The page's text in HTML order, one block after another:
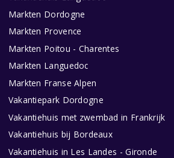
Markten Dordogne
Markten Provence
Markten Poitou - Charentes
Markten Languedoc
Markten Franse Alpen
Vakantiepark Dordogne
Vakantiehuis met zwembad in Frankrijk
Vakantiehuis bij Bordeaux
Vakantiehuis in Les Landes - Gironde